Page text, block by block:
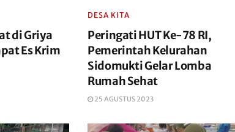
di Griya
Es Krim
DESA KITA
Peringati HUT Ke-78 RI,
Pemerintah Kelurahan
Sidomukti Gelar Lomba
Rumah Sehat
25 AGUSTUS 2023